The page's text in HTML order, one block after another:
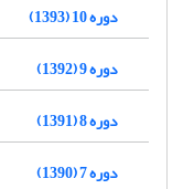
دوره 10 (1393)
دوره 9 (1392)
دوره 8 (1391)
دوره 7 (1390)